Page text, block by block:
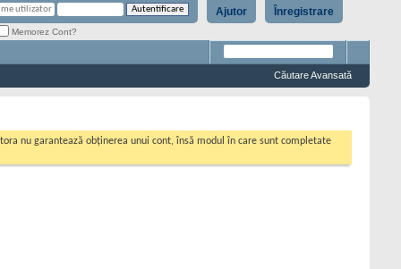
Înregistrare
Ajutor
Memorez Cont?
Căutare Avansată
nu garantează obținerea unui cont, însă modul în care sunt completate